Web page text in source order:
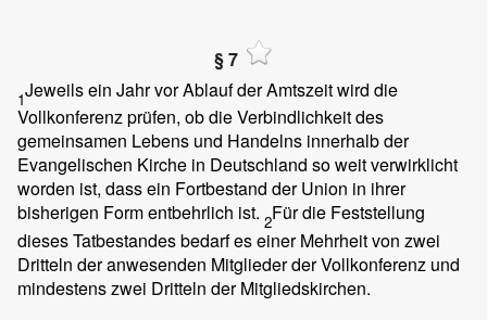
§ 7
1Jeweils ein Jahr vor Ablauf der Amtszeit wird die
Vollkonferenz prüfen, ob die Verbindlichkeit des
gemeinsamen Lebens und Handelns innerhalb der
Evangelischen Kirche in Deutschland so weit verwirklicht
worden ist, dass ein Fortbestand der Union in ihrer
bisherigen Form entbehrlich ist. 2Für die Feststellung
dieses Tatbestandes bedarf es einer Mehrheit von zwei
Dritteln der anwesenden Mitglieder der Vollkonferenz und
mindestens zwei Dritteln der Mitgliedskirchen.